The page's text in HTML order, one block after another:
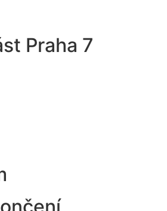
Praha 7